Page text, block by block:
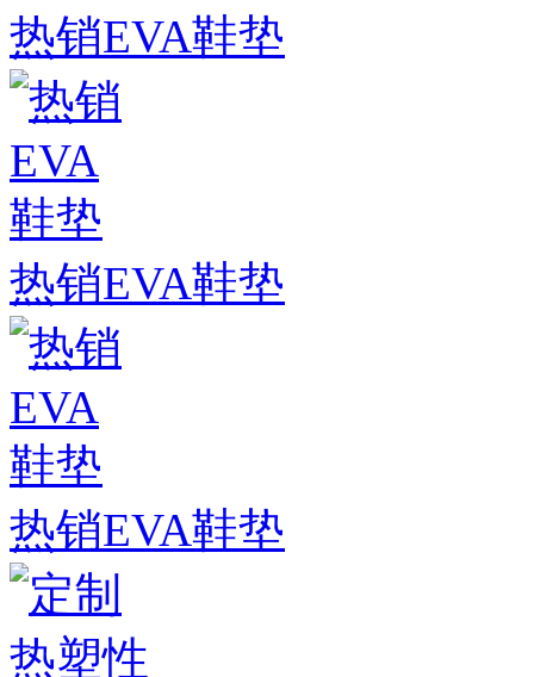
热销EVA鞋垫
热销EVA鞋垫
热销EVA鞋垫